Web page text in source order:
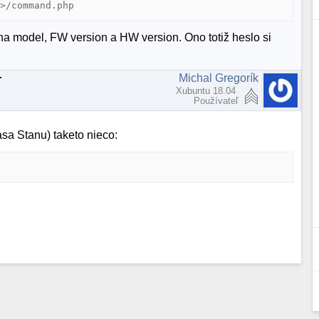
model, FW version a HW version. Ono totiž heslo si
Michal Gregorík
Xubuntu 18.04
Používateľ
Stanu) taketo nieco: